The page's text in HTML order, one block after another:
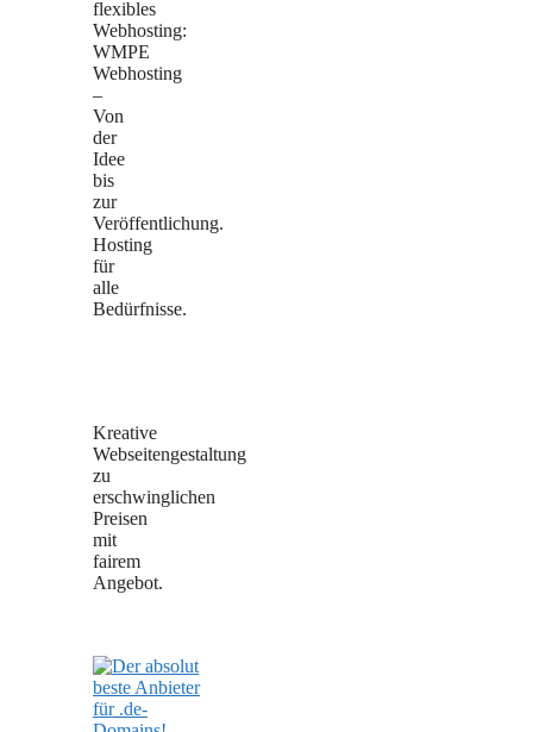
flexibles
Webhosting:
WMPE
Webhosting
–
Von
der
Idee
bis
zur
Veröffentlichung.
Hosting
für
alle
Bedürfnisse.
Kreative
Webseitengestaltung
zu
erschwinglichen
Preisen
mit
fairem
Angebot.